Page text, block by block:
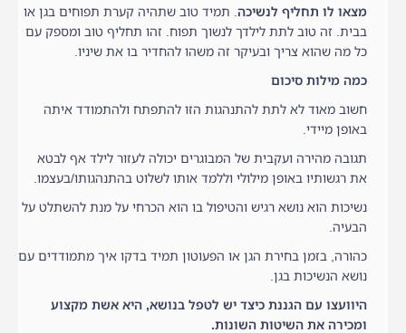
מצאו לו תחליף לנשיכה. תמיד טוב שתהיה קערת תפוחים בגן או
בבית. זה טוב לתת לילדך לנשוך תפוח. זהו תחליף טוב ומספק עם
כל מה שהוא צריך ובעיקר זה משהו להחדיר בו את שיניו.
כמה מילות סיכום
חשוב מאוד לא לתת להתנהגות הזו להתפתח ולהתמודד איתה
באופן מיידי.
תגובה מהירה ועקבית של המבוגרים יכולה לעזור לילד אף לבטא
את רגשותיו באופן מילולי וללמד אותו לשלוט בהתנהגותו/בעצמו.
נשיכות הוא נושא רגיש והטיפול בו הוא הכרחי על מנת להשתלט על
הבעיה.
כהורה, בזמן בחירת הגן או הפעוטון תמיד בדקו איך מתמודדים עם
נושא הנשיכות בגן.
היוועצו עם הגננת כיצד יש לטפל בנושא, היא אשת מקצוע
ומכירה את השיטות השונות.